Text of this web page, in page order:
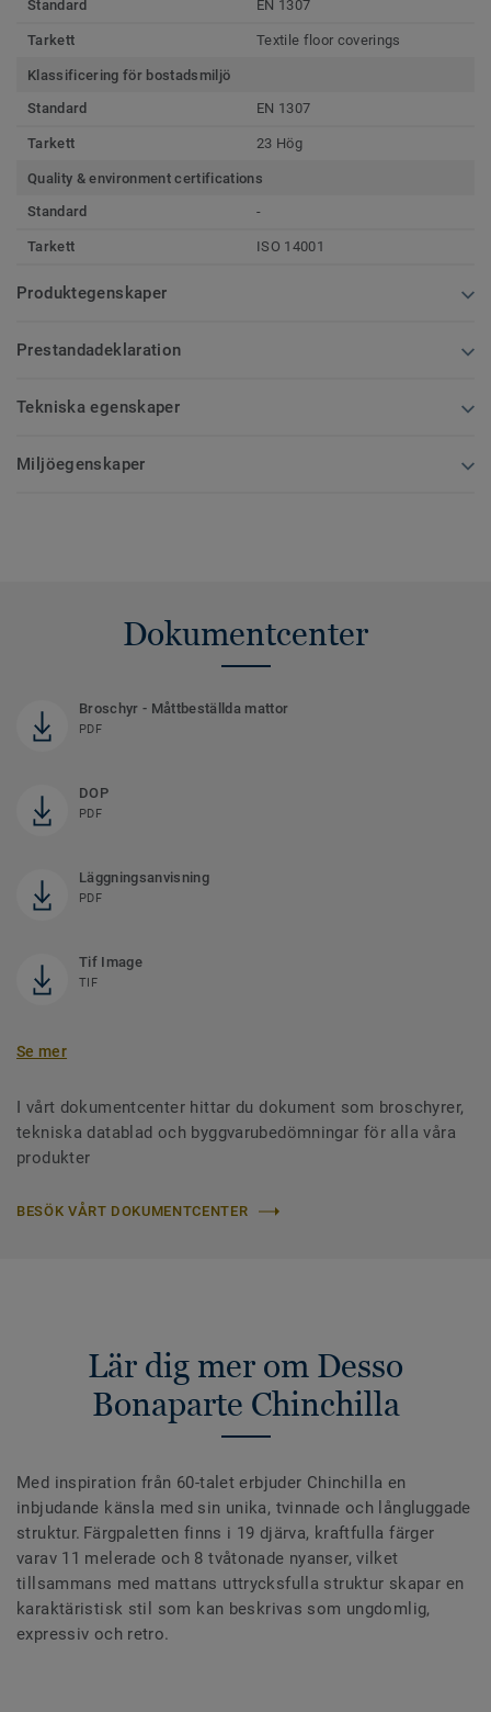
Standard
EN 1307
Tarkett Textile floor coverings
Klassificering för bostadsmiljö
Standard
EN 1307
Tarkett 23 Hög
Quality & environment certifications
Standard
-
Tarkett ISO 14001
Produktegenskaper
Prestandadeklaration
Tekniska egenskaper
Miljöegenskaper
Dokumentcenter
Broschyr - Måttbeställda mattor
PDF
DOP
PDF
Läggningsanvisning
PDF
Tif Image
TIF
Se mer
I vårt dokumentcenter hittar du dokument som broschyrer,
tekniska datablad och byggvarubedömningar för alla våra
produkter
BESÖK VÅRT DOKUMENTCENTER
Lär dig mer om Desso
Bonaparte Chinchilla
Med inspiration från 60-talet erbjuder Chinchilla en
inbjudande känsla med sin unika, tvinnade och långluggade
struktur. Färgpaletten finns i 19 djärva, kraftfulla färger
varav 11 melerade och 8 tvåtonade nyanser, vilket
tillsammans med mattans uttrycksfulla struktur skapar en
karaktäristisk stil som kan beskrivas som ungdomlig,
expressiv och retro.